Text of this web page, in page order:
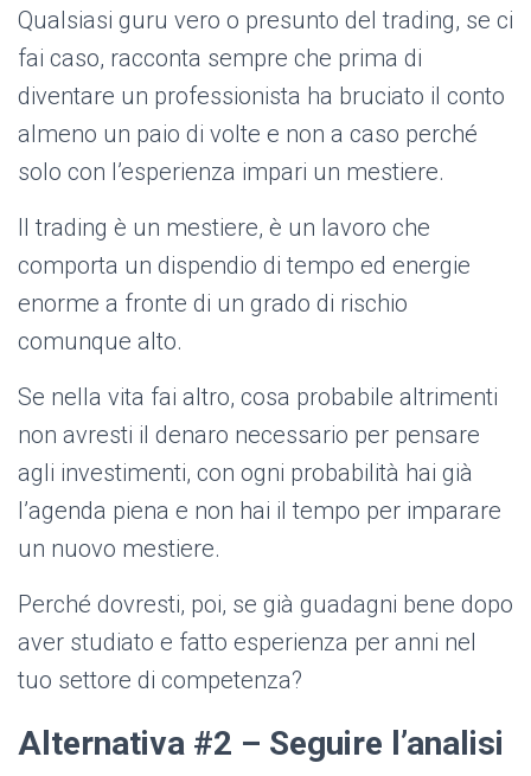
Qualsiasi guru vero o presunto del trading, se ci
fai caso, racconta sempre che prima di
diventare un professionista ha bruciato il conto
almeno un paio di volte e non a caso perché
solo con l’esperienza impari un mestiere.
Il trading è un mestiere, è un lavoro che
comporta un dispendio di tempo ed energie
enorme a fronte di un grado di rischio
comunque alto.
Se nella vita fai altro, cosa probabile altrimenti
non avresti il denaro necessario per pensare
agli investimenti, con ogni probabilità hai già
l’agenda piena e non hai il tempo per imparare
un nuovo mestiere.
Perché dovresti, poi, se già guadagni bene dopo
aver studiato e fatto esperienza per anni nel
tuo settore di competenza?
Alternativa #2 – Seguire l’analisi